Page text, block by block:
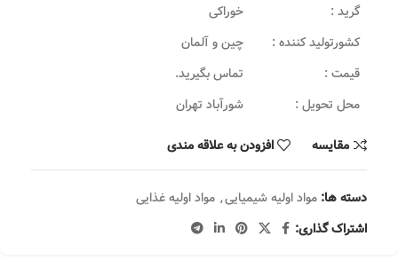
گرید :
خوراکی
کشورتولید کننده :
چین و آلمان
قیمت :
تماس بگیرید.
محل تحویل :
شورآباد تهران
مقایسه افزودن به علاقه مندی
دسته ها: مواد اولیه شیمیایی, مواد اولیه غذایی
اشتراک گذاری: